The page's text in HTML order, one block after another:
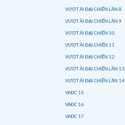
VƯỢT ẢI ĐẠI CHIẾN LẦN 8
VƯỢT ẢI ĐẠI CHIẾN LẦN 9
VƯỢT ẢI ĐẠI CHIẾN 10
VƯỢT ẢI ĐẠI CHIẾN 11
VƯỢT ẢI ĐẠI CHIẾN 12
VƯỢT ẢI ĐẠI CHIẾN LẦN 13
VƯỢT ẢI ĐẠI CHIẾN LẦN 14
VAĐC 15
VAĐC 16
VAĐC 17